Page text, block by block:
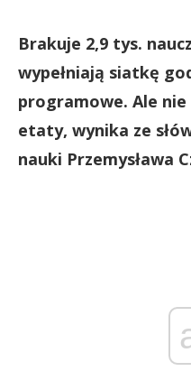
Brakuje 2,9 tys.
wypełniają siatkę
programowe. Ale nie
etaty, wynika ze
nauki Przemysława